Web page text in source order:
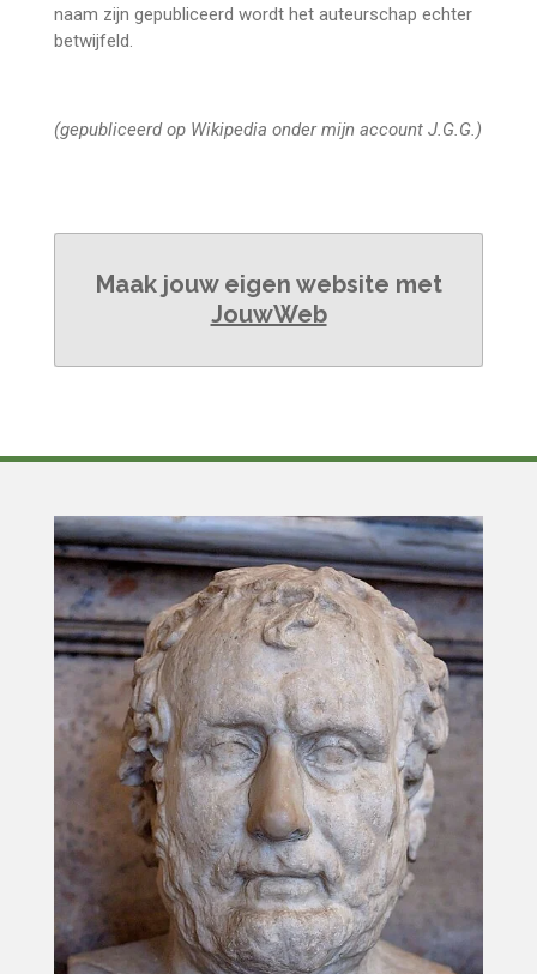
naam zijn gepubliceerd wordt het auteurschap echter
betwijfeld.
(gepubliceerd op Wikipedia onder mijn account J.G.G.)
Maak jouw eigen website met
JouwWeb